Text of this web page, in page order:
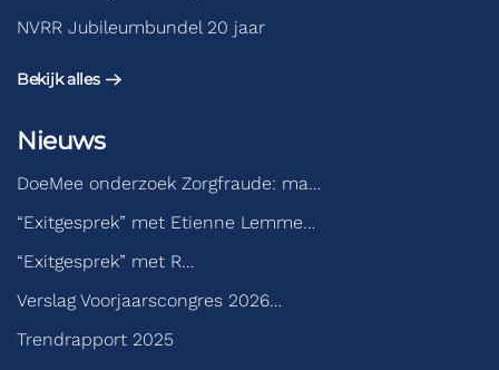
NVRR Jubileumbundel 20 jaar
Bekijk alles
Nieuws
DoeMee onderzoek Zorgfraude: ma…
“Exitgesprek” met Etienne Lemme…
“Exitgesprek” met R…
Verslag Voorjaarscongres 2026…
Trendrapport 2025